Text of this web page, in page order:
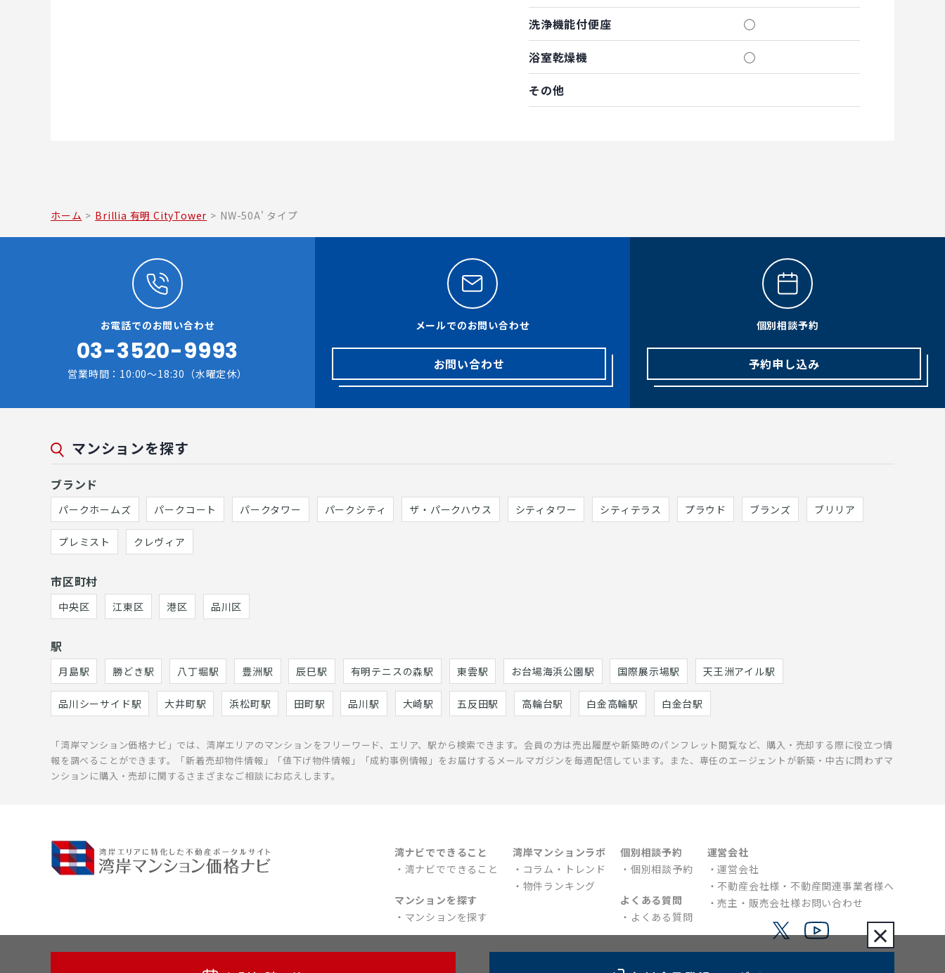
×
洗浄機能付便座
◯
浴室乾燥機
◯
その他
ホーム > Brillia 有明 CityTower > NW-50A' タイプ
お電話でのお問い合わせ
03-3520-9993
営業時間：10:00～18:30（水曜定休）
メールでのお問い合わせ
お問い合わせ
個別相談予約
予約申し込み
マンションを探す
ブランド
パークホームズ パークコート パークタワー パークシティ ザ・パークハウス シティタワー シティテラス プラウド ブランズ ブリリア
プレミスト クレヴィア
市区町村
中央区 江東区 港区 品川区
駅
月島駅 勝どき駅 八丁堀駅 豊洲駅 辰巳駅 有明テニスの森駅 東雲駅 お台場海浜公園駅 国際展示場駅 天王洲アイル駅
品川シーサイド駅 大井町駅 浜松町駅 田町駅 品川駅 大崎駅 五反田駅 高輪台駅 白金高輪駅 白金台駅
「湾岸マンション価格ナビ」では、湾岸エリアのマンションをフリーワード、エリア、駅から検索できます。会員の方は売出履歴や新築時のパンフレット閲覧など、購入・売却する際に役立つ情
報を調べることができます。「新着売却物件情報」「値下げ物件情報」「成約事例情報」をお届けするメールマガジンを毎週配信しています。また、専任のエージェントが新築・中古に問わずマ
ンションに購入・売却に関するさまざまなご相談にお応えします。
湾ナビでできること
湾ナビでできること
マンションを探す
マンションを探す
湾岸マンションラボ
コラム・トレンド
物件ランキング
個別相談予約
個別相談予約
よくある質問
よくある質問
運営会社
運営会社
不動産会社様・不動産関連事業者様へ
売主・販売会社様お問い合わせ